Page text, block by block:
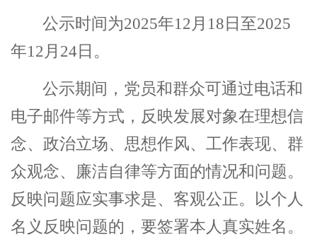
公示时间为2025年12 月 18 日至2025
年12 月 24 日。
公示期间，党员和群众可通过电话和
电子邮件等方式，反映发展对象在理想信
念、政治立场、思想作风、工作表现、群
众观念、廉洁自律等方面的情况和问题。
反映问题应实事求是、客观公正。以个人
名义反映问题的，要签署本人真实姓名。